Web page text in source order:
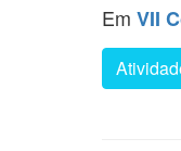
Em VII